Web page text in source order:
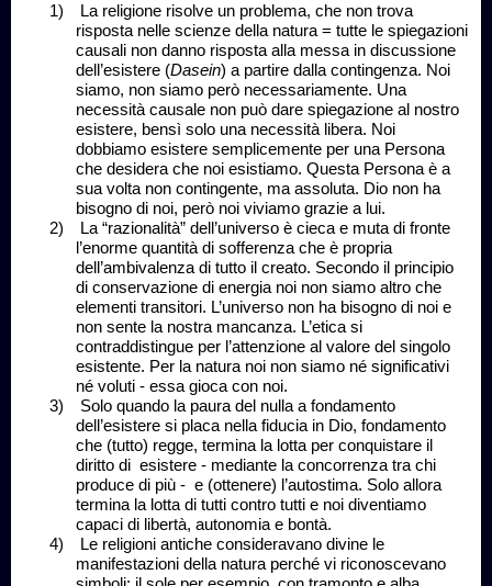
1)
La religione risolve un problema, che non trova
risposta nelle scienze della natura = tutte le spiegazioni
causali non danno risposta alla messa in discussione
dell’esistere (Dasein) a partire dalla contingenza. Noi
siamo, non siamo però necessariamente. Una
necessità causale non può dare spiegazione al nostro
esistere, bensì solo una necessità libera. Noi
dobbiamo esistere semplicemente per una Persona
che desidera che noi esistiamo. Questa Persona è a
sua volta non contingente, ma assoluta. Dio non ha
bisogno di noi, però noi viviamo grazie a lui.
2)
La “razionalità” dell’universo è cieca e muta di fronte
l’enorme quantità di sofferenza che è propria
dell’ambivalenza di tutto il creato. Secondo il principio
di conservazione di energia noi non siamo altro che
elementi transitori. L’universo non ha bisogno di noi e
non sente la nostra mancanza. L’etica si
contraddistingue per l’attenzione al valore del singolo
esistente. Per la natura noi non siamo né significativi
né voluti - essa gioca con noi.
3)
Solo quando la paura del nulla a fondamento
dell’esistere si placa nella fiducia in Dio, fondamento
che (tutto) regge, termina la lotta per conquistare il
diritto di esistere - mediante la concorrenza tra chi
produce di più - e (ottenere) l’autostima. Solo allora
termina la lotta di tutti contro tutti e noi diventiamo
capaci di libertà, autonomia e bontà.
4)
Le religioni antiche consideravano divine le
manifestazioni della natura perché vi riconoscevano